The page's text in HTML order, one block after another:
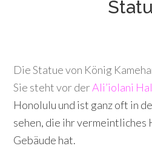
Die Statue von König
Sie steht vor derAli’iolani
Honolulu und ist ganz oft in
sehen, die ihr vermeintliches
Gebäude hat.